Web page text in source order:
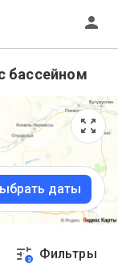
бассейном
даты
2 Фильтры